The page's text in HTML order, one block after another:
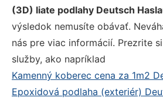
(3D) liate podlahy Deutsch
výsledok nemusíte obávať.
nás pre viac informácií. Prezrite
služby, ako napríklad
Kamenný koberec cena za 1m2
Epoxidová podlaha (exteriér)